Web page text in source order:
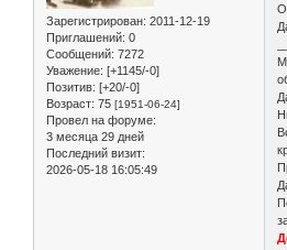
Зарегистрирован: 2011-12-19
Приглашений: 0
Сообщений: 7272
Уважение: [+1145/-0]
Позитив: [+20/-0]
Возраст: 75 [1951-06-24]
Провел на форуме:
3 месяца 29 дней
Последний визит:
2026-05-18 16:05:49